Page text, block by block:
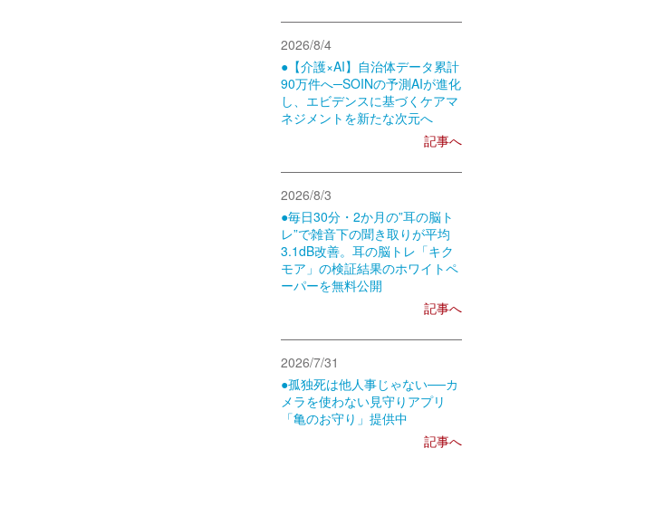
2026/8/4
●【介護×AI】自治体データ累計
90万件へ─SOINの予測AIが進化
し、エビデンスに基づくケアマ
ネジメントを新たな次元へ
記事へ
2026/8/3
●毎日30分・2か月の”耳の脳ト
レ”で雑音下の聞き取りが平均
3.1dB改善。耳の脳トレ「キク
モア」の検証結果のホワイトペ
ーパーを無料公開
記事へ
2026/7/31
●孤独死は他人事じゃない──カ
メラを使わない見守りアプリ
「亀のお守り」提供中
記事へ